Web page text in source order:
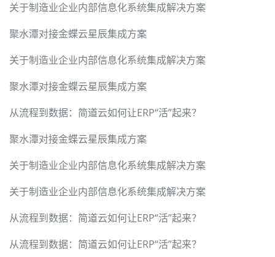
关于制造业企业内部信息化系统集成解决方案
聚水潭对接金蝶云星辰集成方案
关于制造业企业内部信息化系统集成解决方案
聚水潭对接金蝶云星辰集成方案
从流程到数据：简道云如何让ERP“活”起来？
聚水潭对接金蝶云星辰集成方案
关于制造业企业内部信息化系统集成解决方案
关于制造业企业内部信息化系统集成解决方案
从流程到数据：简道云如何让ERP“活”起来？
从流程到数据：简道云如何让ERP“活”起来？